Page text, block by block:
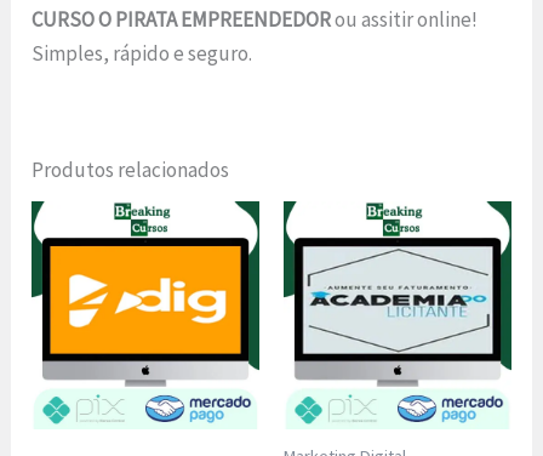
CURSO O PIRATA EMPREENDEDORou assitir online!
Simples, rápido e seguro.
Produtos relacionados